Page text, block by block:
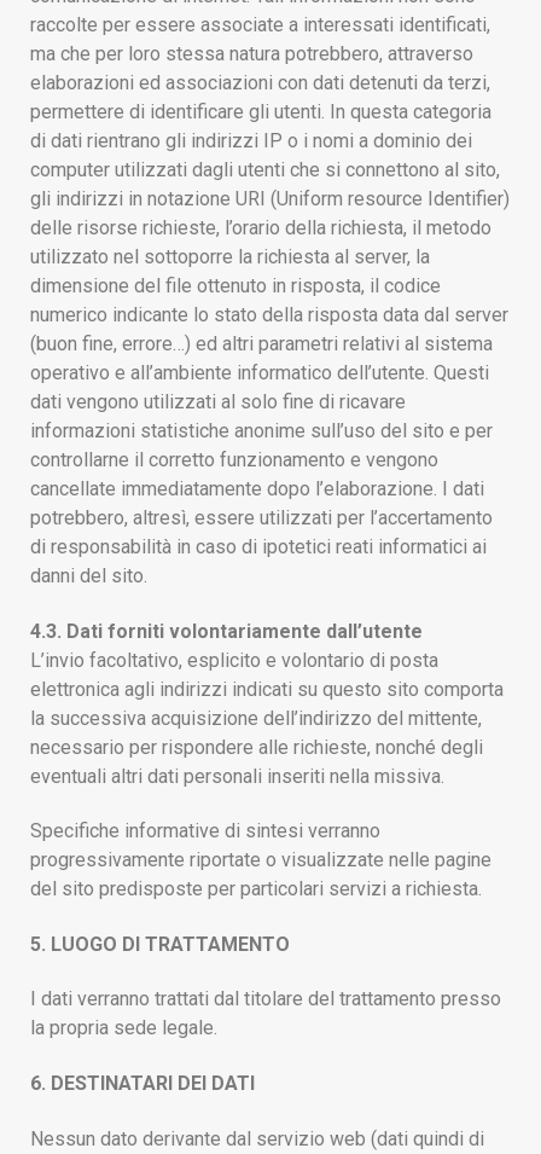
raccolte per essere associate a interessati identificati,
ma che per loro stessa natura potrebbero, attraverso
elaborazioni ed associazioni con dati detenuti da terzi,
permettere di identificare gli utenti. In questa categoria
di dati rientrano gli indirizzi IP o i nomi a dominio dei
computer utilizzati dagli utenti che si connettono al sito,
gli indirizzi in notazione URI (Uniform resource Identifier)
delle risorse richieste, l’orario della richiesta, il metodo
utilizzato nel sottoporre la richiesta al server, la
dimensione del file ottenuto in risposta, il codice
numerico indicante lo stato della risposta data dal server
(buon fine, errore…) ed altri parametri relativi al sistema
operativo e all’ambiente informatico dell’utente. Questi
dati vengono utilizzati al solo fine di ricavare
informazioni statistiche anonime sull’uso del sito e per
controllarne il corretto funzionamento e vengono
cancellate immediatamente dopo l’elaborazione. I dati
potrebbero, altresì, essere utilizzati per l’accertamento
di responsabilità in caso di ipotetici reati informatici ai
danni del sito.
4.3. Dati forniti volontariamente dall’utente
L’invio facoltativo, esplicito e volontario di posta
elettronica agli indirizzi indicati su questo sito comporta
la successiva acquisizione dell’indirizzo del mittente,
necessario per rispondere alle richieste, nonché degli
eventuali altri dati personali inseriti nella missiva.
Specifiche informative di sintesi verranno
progressivamente riportate o visualizzate nelle pagine
del sito predisposte per particolari servizi a richiesta.
5. LUOGO DI TRATTAMENTO
I dati verranno trattati dal titolare del trattamento presso
la propria sede legale.
6. DESTINATARI DEI DATI
Nessun dato derivante dal servizio web (dati quindi di